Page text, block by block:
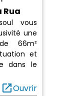
Rua
vous
une
66m²
et
dans le
open_in_newOuvrir